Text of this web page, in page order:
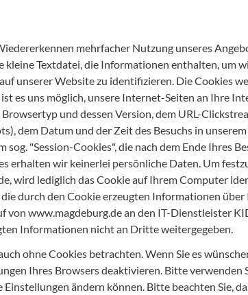
mehrfacher Nutzung unseres
Textdatei, die Informationen enthalten, um
unserer Website zu identifizieren. Die Cookies
es uns möglich, unsere Internet-Seiten an Ihre
und dessen Version, dem URL-
dem Datum und der Zeit des Besuchs in
"Session-Cookies", die nach dem Ende Ihres
erhalten wir keinerlei persönliche Daten. Um
wird lediglich das Cookie auf Ihrem Computer
durch den Cookie erzeugten Informationen über
www.magdeburg.de an den IT-Dienstleister
Informationen nicht an Dritte weitergegeben.
ohne Cookies betrachten. Wenn Sie es
Ihres Browsers deaktivieren. Bitte verwenden
ändern können. Bitte beachten Sie,